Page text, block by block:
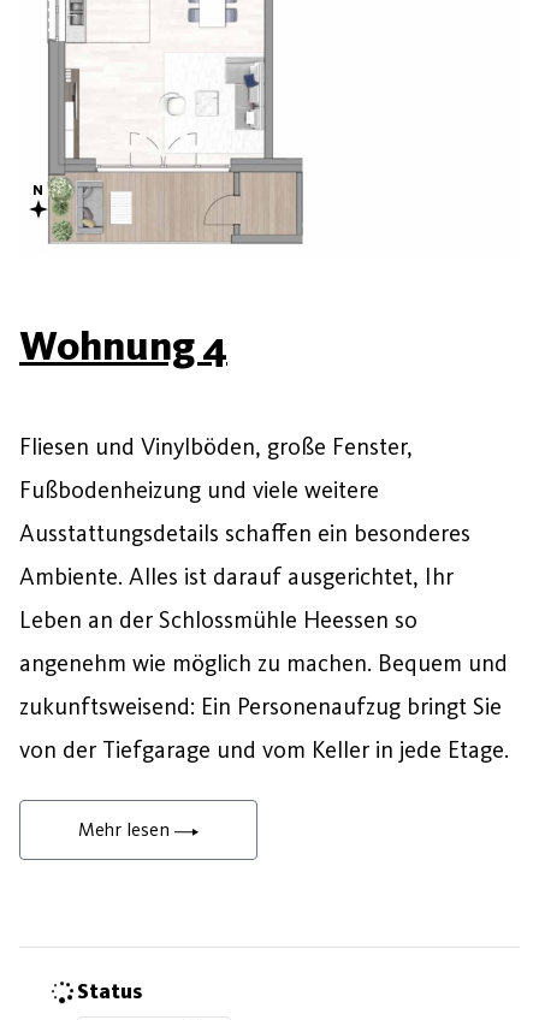
Wohnung 4
Fliesen und Vinylböden, große Fenster,
Fußbodenheizung und viele weitere
Ausstattungsdetails schaffen ein besonderes
Ambiente. Alles ist darauf ausgerichtet, Ihr
Leben an der Schlossmühle Heessen so
angenehm wie möglich zu machen. Bequem und
zukunftsweisend: Ein Personenaufzug bringt Sie
von der Tiefgarage und vom Keller in jede Etage.
Mehr lesen
Status